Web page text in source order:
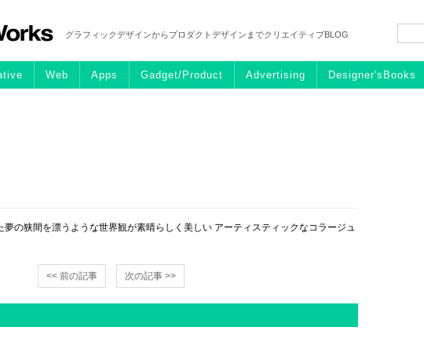
グラフィックデザインからプロダクトデザインまでクリエイティブBLOG
Web Apps Gadget/Product Advertising Designer'sBooks
の狭間を漂うような世界観が素晴らしく美しい アーティスティックなコラージュ
<< 前の記事 次の記事 >>